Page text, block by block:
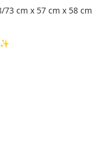
73 cm x 57 cm x 58 cm